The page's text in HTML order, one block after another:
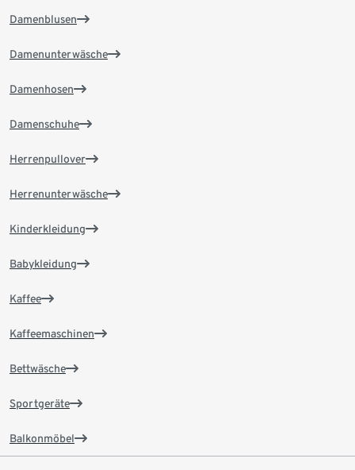
Damenblusen
Damenunterwäsche
Damenhosen
Damenschuhe
Herrenpullover
Herrenunterwäsche
Kinderkleidung
Babykleidung
Kaffee
Kaffeemaschinen
Bettwäsche
Sportgeräte
Balkonmöbel